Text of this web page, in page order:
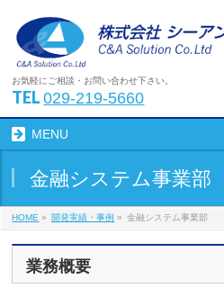
お気軽にご相談・お問い合わせ下さい。
TEL029-219-5660
MENU
金融システム事業部
HOME » 開発実績・事例 » 金融システム事業部
業務概要